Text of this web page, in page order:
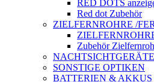
RED DOTS
Red dot Zubehör
ZIELFERNROHRE /
Zubehör
NACHTSICHTGERÄTE
SONSTIGE OPTIKEN
BATTERIEN & AKKUS